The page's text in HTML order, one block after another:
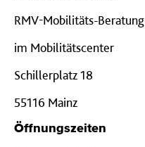
RMV-Mobilitäts-Beratung
im Mobilitätscenter
Schillerplatz 18
55116 Mainz
Öffnungszeiten